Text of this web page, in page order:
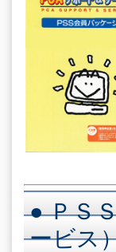
● ＰＳ
ービス